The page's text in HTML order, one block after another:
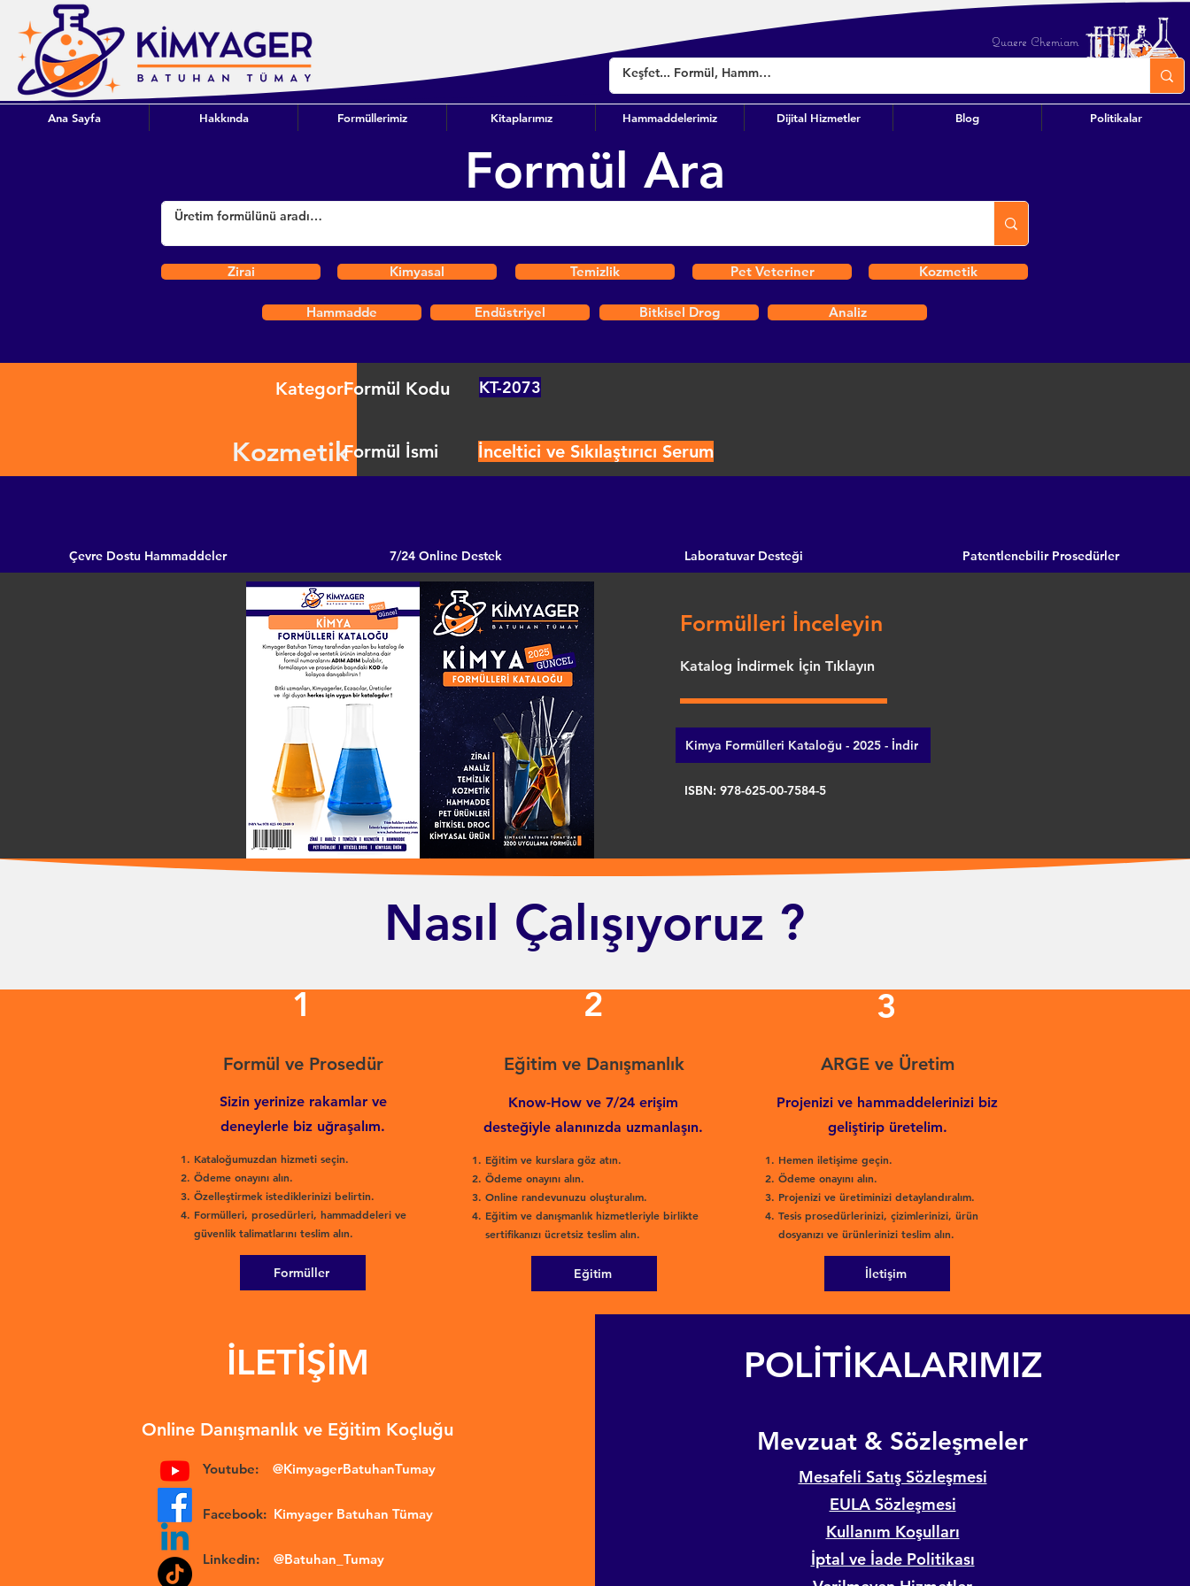
Quaere Chemiam
Ana Sayfa Hakkında Formüllerimiz Kitaplarımız Hammaddelerimiz Dijital Hizmetler Blog Politikalar
Formül Ara
Zirai Kimyasal Temizlik Pet Veteriner Kozmetik
Hammadde Endüstriyel Bitkisel Drog Analiz
Kategori
Kozmetik
Formül Kodu KT-2073
Formül İsmi İnceltici ve Sıkılaştırıcı Serum
Çevre Dostu Hammaddeler 7/24 Online Destek Laboratuvar Desteği Patentlenebilir Prosedürler
Formülleri İnceleyin
Katalog İndirmek İçin Tıklayın
Kimya Formülleri Kataloğu - 2025 - İndir
ISBN: 978-625-00-7584-5
Nasıl Çalışıyoruz ?
1
Formül ve Prosedür
Sizin yerinize rakamlar ve
deneylerle biz uğraşalım.
Kataloğumuzdan hizmeti seçin.
Ödeme onayını alın.
Özelleştirmek istediklerinizi belirtin.
Formülleri, prosedürleri, hammaddeleri ve
güvenlik talimatlarını teslim alın.
Formüller
2
Eğitim ve Danışmanlık
Know-How ve 7/24 erişim
desteğiyle alanınızda uzmanlaşın.
Eğitim ve kurslara göz atın.
Ödeme onayını alın.
Online randevunuzu oluşturalım.
Eğitim ve danışmanlık hizmetleriyle birlikte
sertifikanızı ücretsiz teslim alın.
Eğitim
3
ARGE ve Üretim
Hemen iletişime geçin.
Ödeme onayını alın.
Projenizi ve üretiminizi detaylandıralım.
Tesis prosedürlerinizi, çizimlerinizi, ürün
dosyanızı ve ürünlerinizi teslim alın.
Projenizi ve hammaddelerinizi biz
geliştirip üretelim.
İletişim
İLETİŞİM
Online Danışmanlık ve Eğitim Koçluğu
Youtube: @KimyagerBatuhanTumay
Facebook: Kimyager Batuhan Tümay
Linkedin: @Batuhan_Tumay
POLİTİKALARIMIZ
​Mevzuat & Sözleşmeler
Mesafeli Satış Sözleşmesi
EULA Sözleşmesi
Kullanım Koşulları
İptal ve İade Politikası